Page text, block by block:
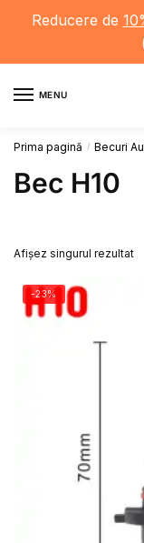
Reducere de
MENU
Prima pagină / Becuri
Bec H10
Afișez singurul rezultat
-23%